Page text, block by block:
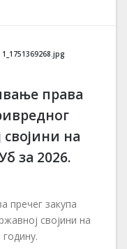
права
на
за 2026.
пречег закупа
својини на